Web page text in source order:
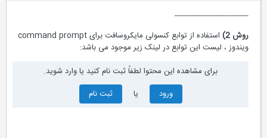
-------------------------------
روش 2)
استفاده از توابع کنسولی مایکروسافت برای command prompt
ویندوز ، لیست این توابع در لینک زیر موجود می باشد:
برای مشاهده این محتوا لطفاً ثبت نام کنید یا وارد شوید.
ورود
ثبت نام